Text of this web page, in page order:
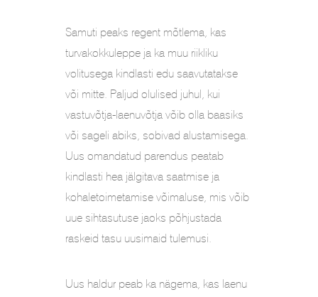
Samuti peaks regent mõtlema, kas
turvakokkuleppe ja ka muu riikliku
volitusega kindlasti edu saavutatakse
või mitte. Paljud olulised juhul, kui
vastuvõtja-laenuvõtja võib olla baasiks
või sageli abiks, sobivad alustamisega.
Uus omandatud parendus peatab
kindlasti hea jälgitava saatmise ja
kohaletoimetamise võimaluse, mis võib
uue sihtasutuse jaoks põhjustada
raskeid tasu uusimaid tulemusi.
Uus haldur peab ka nägema, kas laenu